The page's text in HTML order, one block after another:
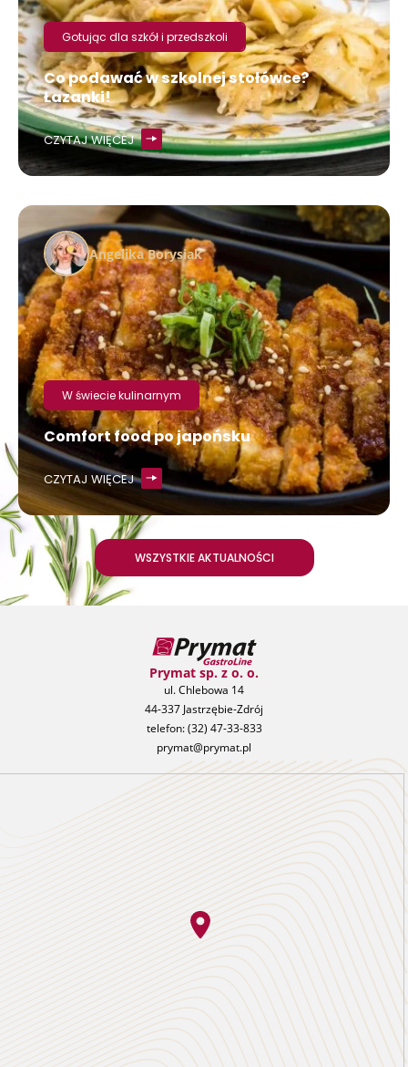
Gotując dla szkół i przedszkoli
Co podawać w szkolnej stołówce?
Łazanki!
CZYTAJ WIĘCEJ
Angelika Borysiak
W świecie kulinarnym
Comfort food po japońsku
CZYTAJ WIĘCEJ
WSZYSTKIE AKTUALNOŚCI
Prymat sp. z o. o.
ul. Chlebowa 14
44-337 Jastrzębie-Zdrój
telefon:(32) 47-33-833
prymat@prymat.pl